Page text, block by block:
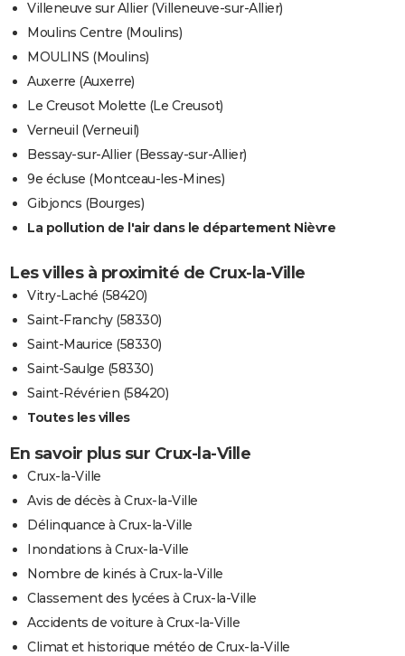
Villeneuve sur Allier (Villeneuve-sur-Allier)
Moulins Centre (Moulins)
MOULINS (Moulins)
Auxerre (Auxerre)
Le Creusot Molette (Le Creusot)
Verneuil (Verneuil)
Bessay-sur-Allier (Bessay-sur-Allier)
9e écluse (Montceau-les-Mines)
Gibjoncs (Bourges)
La pollution de l'air dans le département Nièvre
Les villes à proximité de Crux-la-Ville
Vitry-Laché (58420)
Saint-Franchy (58330)
Saint-Maurice (58330)
Saint-Saulge (58330)
Saint-Révérien (58420)
Toutes les villes
En savoir plus sur Crux-la-Ville
Crux-la-Ville
Avis de décès à Crux-la-Ville
Délinquance à Crux-la-Ville
Inondations à Crux-la-Ville
Nombre de kinés à Crux-la-Ville
Classement des lycées à Crux-la-Ville
Accidents de voiture à Crux-la-Ville
Climat et historique météo de Crux-la-Ville